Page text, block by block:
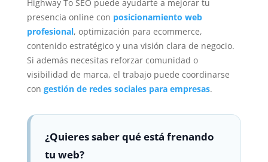
Highway To SEO puede ayudarte a mejorar tu
presencia online con posicionamiento web
profesional, optimización para ecommerce,
contenido estratégico y una visión clara de negocio.
Si además necesitas reforzar comunidad o
visibilidad de marca, el trabajo puede coordinarse
con gestión de redes sociales para empresas.
¿Quieres saber qué está frenando
tu web?